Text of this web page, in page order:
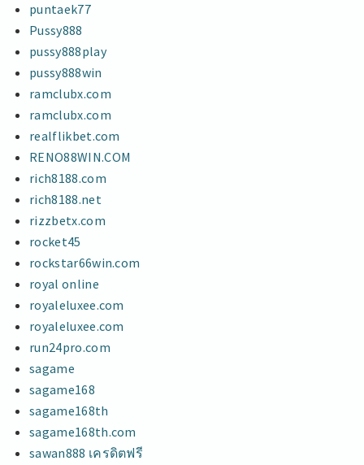
puntaek77
Pussy888
pussy888play
pussy888win
ramclubx.com
ramclubx.com
realflikbet.com
RENO88WIN.COM
rich8188.com
rich8188.net
rizzbetx.com
rocket45
rockstar66win.com
royal online
royaleluxee.com
royaleluxee.com
run24pro.com
sagame
sagame168
sagame168th
sagame168th.com
sawan888 เครดิตฟรี